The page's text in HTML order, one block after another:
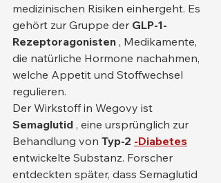
medizinischen Risiken einhergeht. Es
gehört zur Gruppe der GLP-1-
Rezeptoragonisten , Medikamente,
die natürliche Hormone nachahmen,
welche Appetit und Stoffwechsel
regulieren.
Der Wirkstoff in Wegovy ist
Semaglutid , eine ursprünglich zur
Behandlung von Typ-2 -Diabetes
entwickelte Substanz. Forscher
entdeckten später, dass Semaglutid